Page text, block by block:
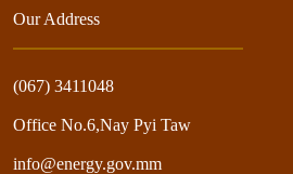
Our Address
(067) 3411048
Office No.6,Nay Pyi Taw
info@energy.gov.mm